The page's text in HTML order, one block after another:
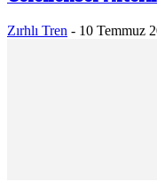
Zırhlı Tren - 10 Temmuz